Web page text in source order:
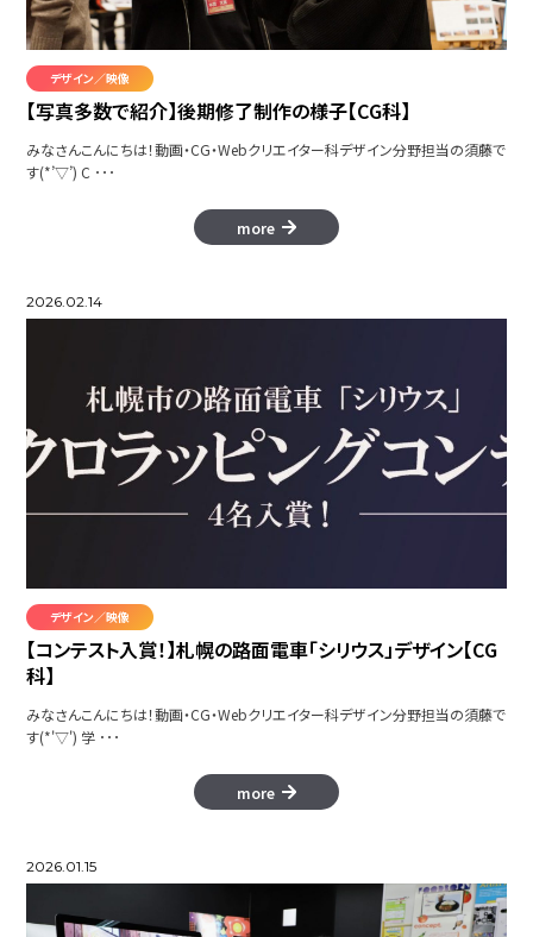
Hoppin' Froppy
フワッとパニックサーカス
Batala Trejnado
モーション集
Circle
デザイン／映像
【写真多数で紹介】後期修了制作の様子【CG科】
みなさんこんにちは！動画・CG・Webクリエイター科デザイン分野担当の須藤で
す(*’▽’) C ･･･
more
2026.02.14
デザイン／映像
【コンテスト入賞！】札幌の路面電車「シリウス」デザイン【CG
科】
みなさんこんにちは！動画・CG・Webクリエイター科デザイン分野担当の須藤で
す(*'▽') 学 ･･･
more
2026.01.15